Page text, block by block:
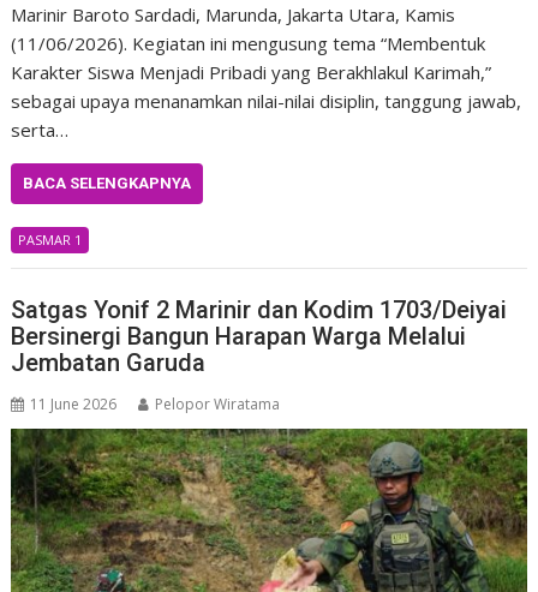
Marinir Baroto Sardadi, Marunda, Jakarta Utara, Kamis
(11/06/2026). Kegiatan ini mengusung tema “Membentuk
Karakter Siswa Menjadi Pribadi yang Berakhlakul Karimah,”
sebagai upaya menanamkan nilai-nilai disiplin, tanggung jawab,
serta…
BACA SELENGKAPNYA
PASMAR 1
Satgas Yonif 2 Marinir dan Kodim 1703/Deiyai
Bersinergi Bangun Harapan Warga Melalui
Jembatan Garuda
11 June 2026 Pelopor Wiratama